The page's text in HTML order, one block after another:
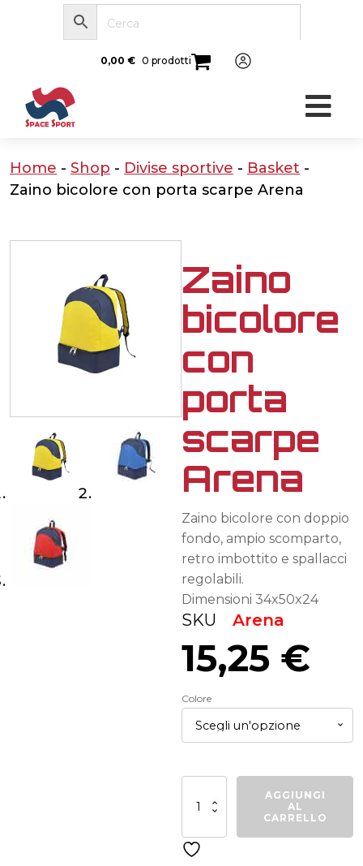
0,00 € 0 prodotti
Home - Shop - Divise sportive - Basket -
Zaino bicolore con porta scarpe Arena
Zaino
bicolore
con
porta
scarpe
Arena
Zaino bicolore con doppio
fondo, ampio scomparto,
retro imbottito e spallacci
regolabili.
Dimensioni 34x50x24
SKU Arena
15,25 €
Colore
bicolore
scarpe
Arena
AGGIUNGI
AL
CARRELLO